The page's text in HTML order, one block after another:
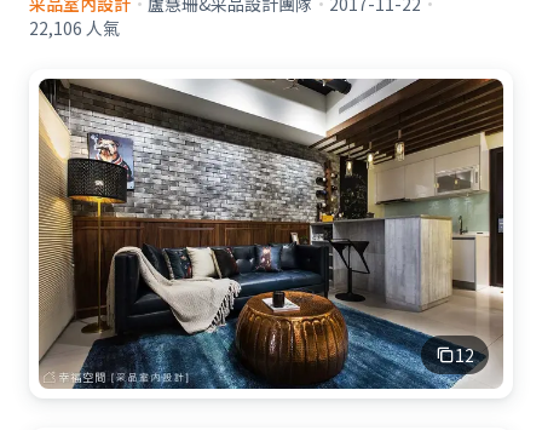
22,106 人氣
12